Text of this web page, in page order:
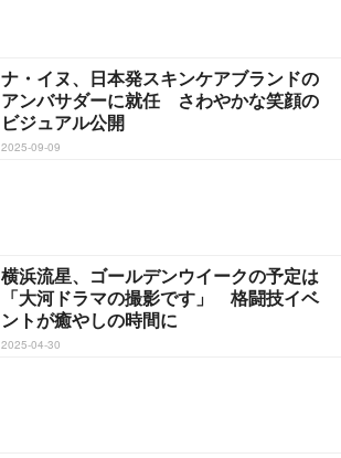
ナ・イヌ、日本発スキンケアブランドの
アンバサダーに就任 さわやかな笑顔の
ビジュアル公開
2025-09-09
横浜流星、ゴールデンウイークの予定は
「大河ドラマの撮影です」 格闘技イベ
ントが癒やしの時間に
2025-04-30